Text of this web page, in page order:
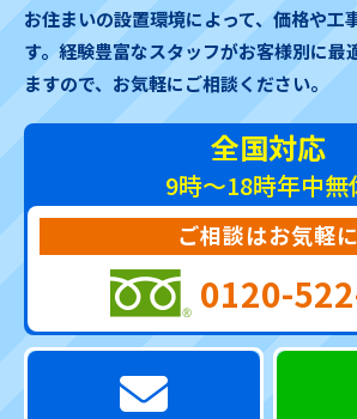
お住まいの設置環境によって、価格や工
す。 経験豊富なスタッフがお客様別に最
ますので、お気軽にご相談ください。
全国対応
9時～18時年中無
ご相談はお気軽に
0120-